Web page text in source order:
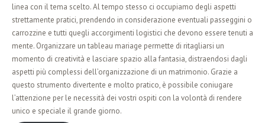
linea con il tema scelto. Al tempo stesso ci occupiamo degli aspetti
strettamente pratici, prendendo in considerazione eventuali passeggini o
carrozzine e tutti quegli accorgimenti logistici che devono essere tenuti a
mente. Organizzare un tableau mariage permette di ritagliarsi un
momento di creatività e lasciare spazio alla fantasia, distraendosi dagli
aspetti più complessi dell’organizzazione di un matrimonio. Grazie a
questo strumento divertente e molto pratico, è possibile coniugare
l’attenzione per le necessità dei vostri ospiti con la volontà di rendere
unico e speciale il grande giorno.